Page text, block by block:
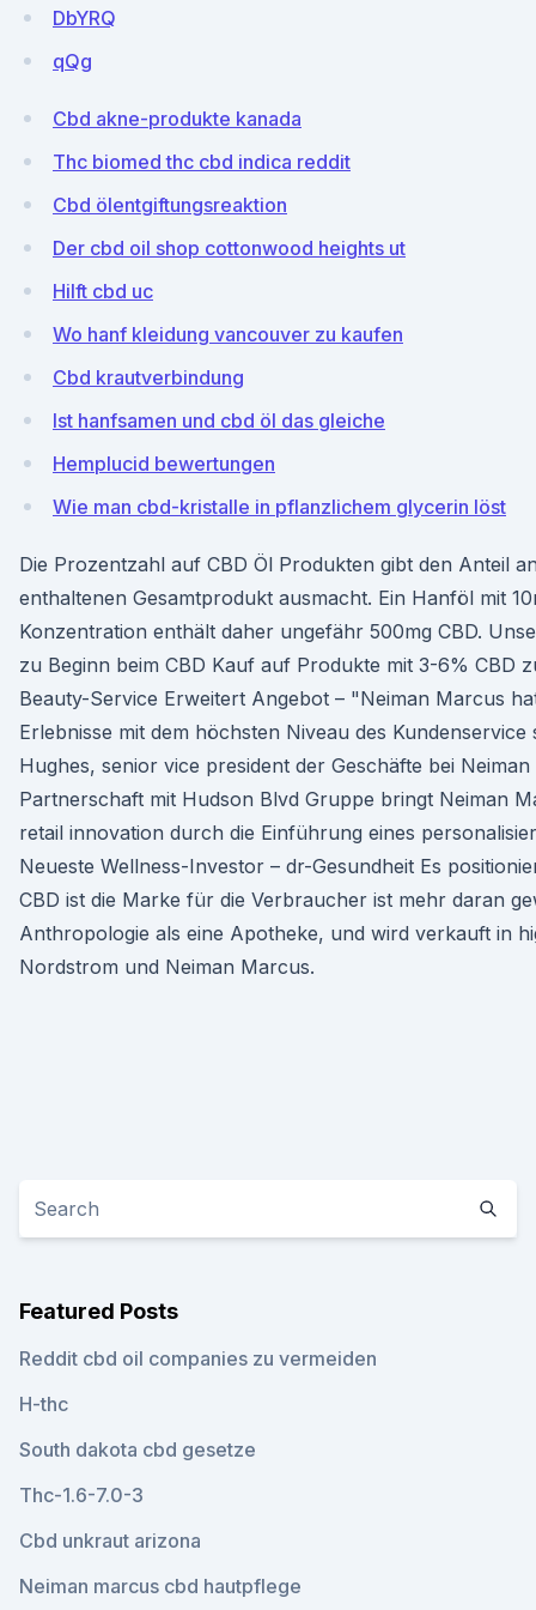
DbYRQ
qQg
Cbd akne-produkte kanada
Thc biomed thc cbd indica reddit
Cbd ölentgiftungsreaktion
Der cbd oil shop cottonwood heights ut
Hilft cbd uc
Wo hanf kleidung vancouver zu kaufen
Cbd krautverbindung
Ist hanfsamen und cbd öl das gleiche
Hemplucid bewertungen
Wie man cbd-kristalle in pflanzlichem glycerin löst
Die Prozentzahl auf CBD Öl Produkten gibt den Anteil
enthaltenen Gesamtprodukt ausmacht. Ein Hanföl mit
Konzentration enthält daher ungefähr 500mg CBD.
zu Beginn beim CBD Kauf auf Produkte mit 3-6% CBD
Beauty-Service Erweitert Angebot – "Neiman Marcus
Erlebnisse mit dem höchsten Niveau des
Hughes, senior vice president der Geschäfte bei
Partnerschaft mit Hudson Blvd Gruppe bringt Neiman
retail innovation durch die Einführung eines
Neueste Wellness-Investor – dr-Gesundheit Es
CBD ist die Marke für die Verbraucher ist mehr daran
Anthropologie als eine Apotheke, und wird verkauft in
Nordstrom und Neiman Marcus.
Featured Posts
Reddit cbd oil companies zu vermeiden
H-thc
South dakota cbd gesetze
Thc-1.6-7.0-3
Cbd unkraut arizona
Neiman marcus cbd hautpflege